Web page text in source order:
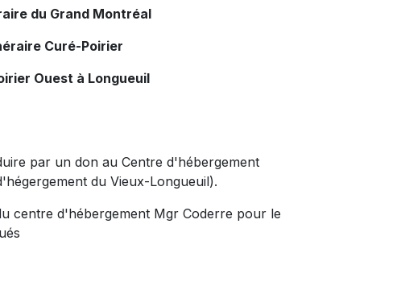
du Grand Montréal
Curé-Poirier
Ouest à Longueuil
par un don au Centre d'hébergement
du Vieux-Longueuil).
centre d'hébergement Mgr Coderre pour le